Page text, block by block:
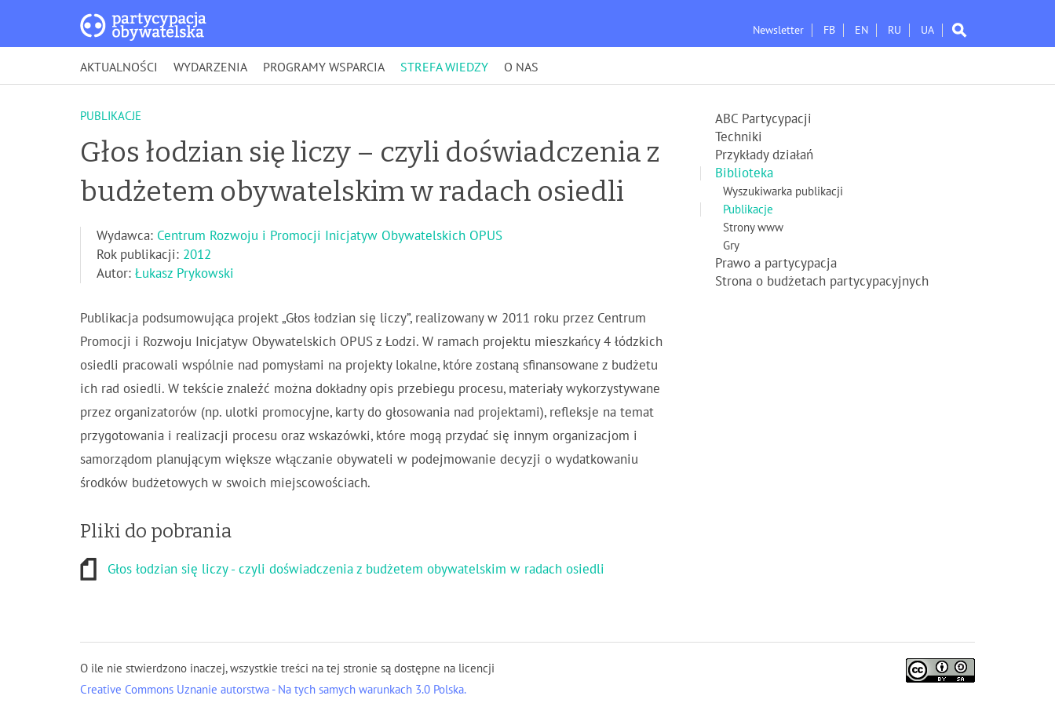
Newsletter FB EN RU UA
AKTUALNOŚCI WYDARZENIA PROGRAMY WSPARCIA STREFA WIEDZY O NAS
PUBLIKACJE
Głos łodzian się liczy – czyli doświadczenia z
budżetem obywatelskim w radach osiedli
Wydawca: Centrum Rozwoju i Promocji Inicjatyw Obywatelskich OPUS
Rok publikacji: 2012
Autor: Łukasz Prykowski
Publikacja podsumowująca projekt „Głos łodzian się liczy”, realizowany w 2011 roku przez Centrum
Promocji i Rozwoju Inicjatyw Obywatelskich OPUS z Łodzi. W ramach projektu mieszkańcy 4 łódzkich
osiedli pracowali wspólnie nad pomysłami na projekty lokalne, które zostaną sfinansowane z budżetu
ich rad osiedli. W tekście znaleźć można dokładny opis przebiegu procesu, materiały wykorzystywane
przez organizatorów (np. ulotki promocyjne, karty do głosowania nad projektami), refleksje na temat
przygotowania i realizacji procesu oraz wskazówki, które mogą przydać się innym organizacjom i
samorządom planującym większe włączanie obywateli w podejmowanie decyzji o wydatkowaniu
środków budżetowych w swoich miejscowościach.
Pliki do pobrania
Głos łodzian się liczy - czyli doświadczenia z budżetem obywatelskim w radach osiedli
ABC Partycypacji
Techniki
Przykłady działań
Biblioteka
Wyszukiwarka publikacji
Publikacje
Strony www
Gry
Prawo a partycypacja
Strona o budżetach partycypacyjnych
O ile nie stwierdzono inaczej, wszystkie treści na tej stronie są dostępne na licencji
Creative Commons Uznanie autorstwa - Na tych samych warunkach 3.0 Polska.